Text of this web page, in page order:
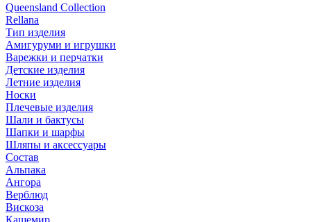
Queensland Collection
Rellana
Тип изделия
Амигуруми и игрушки
Варежки и перчатки
Детские изделия
Летние изделия
Носки
Плечевые изделия
Шали и бактусы
Шапки и шарфы
Шляпы и аксессуары
Состав
Альпака
Ангора
Верблюд
Вискоза
Кашемир